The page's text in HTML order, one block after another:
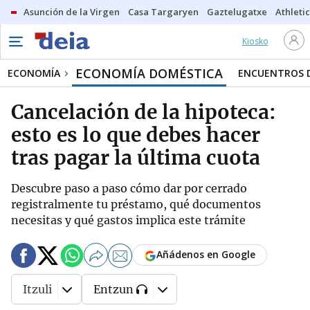
Asunción de la Virgen Casa Targaryen Gaztelugatxe Athletic
Kiosko
ECONOMÍA ECONOMÍA DOMÉSTICA ENCUENTROS
Cancelación de la hipoteca:
esto es lo que debes hacer
tras pagar la última cuota
Descubre paso a paso cómo dar por cerrado
registralmente tu préstamo, qué documentos
necesitas y qué gastos implica este trámite
Añádenos en Google
Itzuli Entzun